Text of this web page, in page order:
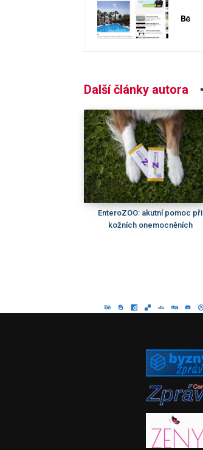
Další články autora
EnteroZOO: akutní pomoc při
kožních onemocněních